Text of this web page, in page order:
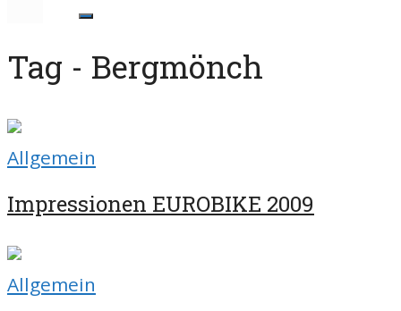
Tag - Bergmönch
Allgemein
Impressionen EUROBIKE 2009
Allgemein